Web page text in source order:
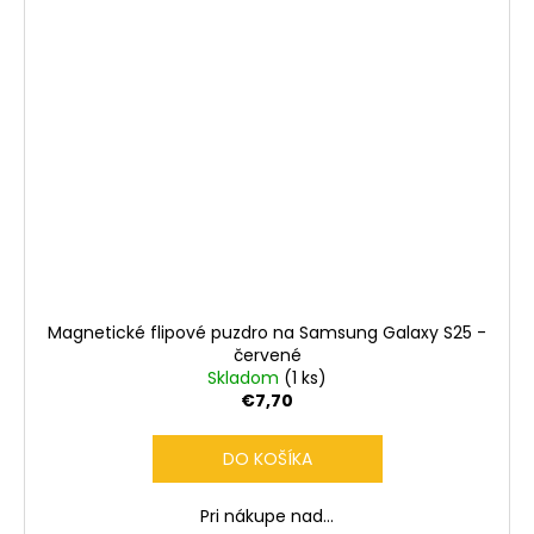
Magnetické flipové puzdro na Samsung Galaxy S25 -
červené
Skladom (1 ks)
€7,70
DO KOŠÍKA
Pri nákupe nad...